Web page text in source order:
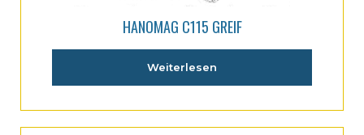
HANOMAG C115 GREIF
Weiterlesen